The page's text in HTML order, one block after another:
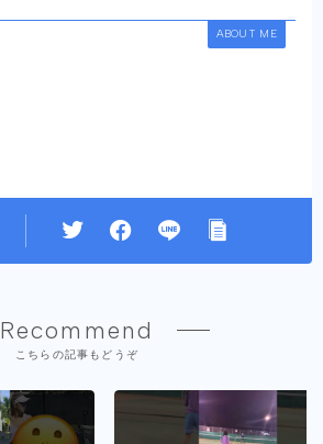
ABOUT ME
Recommend
こちらの記事もどうぞ